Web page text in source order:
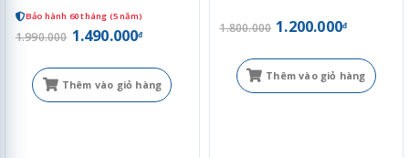
Bảo hành 60 tháng (5 năm)
1.990.000 1.490.000đ
Thêm vào giỏ hàng
1.800.000 1.200.000đ
Thêm vào giỏ hàng